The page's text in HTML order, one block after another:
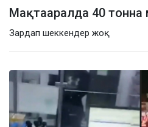
Мақтааралда 40 тонна
Зардап шеккендер жоқ